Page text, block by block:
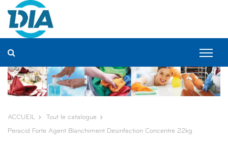
ACCUEIL Tout le catalogue
Peracid Forte Agent Blanchiment Desinfection Concentre 22kg
Panneau de gestion des cookies